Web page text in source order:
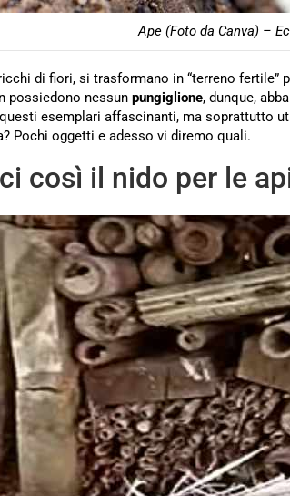
Ape (Foto da Canva) –
di fiori, si trasformano in “terreno fertile”
possiedono nessun pungiglione, dunque,
questi esemplari affascinanti, ma soprattutto
Pochi oggetti e adesso vi diremo quali.
così il nido per le